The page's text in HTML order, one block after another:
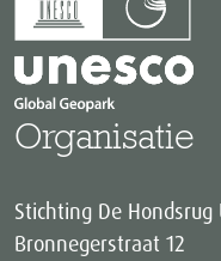
Organisatie
Stichting De Hondsrug
Bronnegerstraat 12